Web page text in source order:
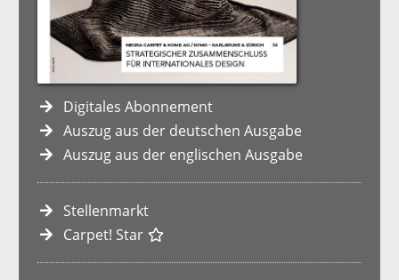
Digitales Abonnement
Auszug aus der deutschen Ausgabe
Auszug aus der englischen Ausgabe
Stellenmarkt
Carpet! Star